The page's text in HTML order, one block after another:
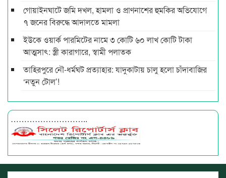
গোয়াইনঘাটে জমি দখল, হামলা ও প্রাণনাশের হুমকির অভিযোগে
৭ জনের বিরুদ্ধে আদালতে মামলা
ইউকে ওয়ার্ক পারমিটের নামে ৩ কোটি ৬০ লাখ কোটি টাকা
আত্মসাৎ: স্ত্রী কারাগারে, স্বামী পলাতক
তাহিরপুরে নৌ-ধর্মঘট প্রত্যাহার: যাদুকাটায় চালু হলো চাঁদাবাজির
‘নতুন টোল’!
………………………..